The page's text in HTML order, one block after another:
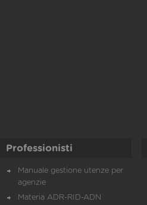
Professionisti
Manuale gestione utenze per
agenzie
Materia ADR-RID-ADN